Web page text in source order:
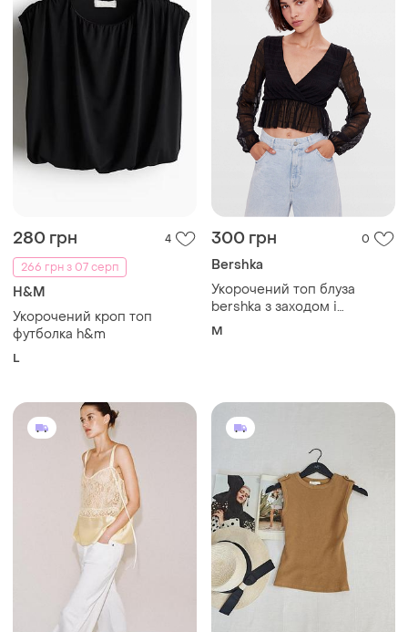
280 грн
4
266 грн з 07 серп
H&M
Укорочений кроп топ
футболка h&m
L
300 грн 0
Bershka
Укорочений топ блуза
bershka з заходом і
довгими прозорими
M